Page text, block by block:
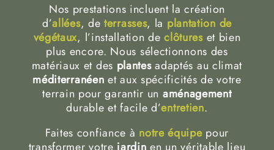
Nos prestations incluent la création
d’allées, deterrasses, la plantation de
végétaux, l’installation declôtures et bien
plus encore. Nous sélectionnons des
matériaux et des plantesadaptés au climat
méditerranéen et aux spécificités de votre
terrain pour garantir un aménagement
durable et facile d’entretien.
Faites confiance à notre équipepour
transformer votre jardin en un véritable lieu